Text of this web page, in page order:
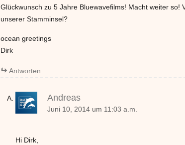
Glückwunsch zu 5 Jahre Bluewavefilms! Macht weiter so!
unserer Stamminsel?
ocean greetings
Dirk
Antworten
Andreas
Juni 10, 2014 um 11:03 a.m.
Hi Dirk,